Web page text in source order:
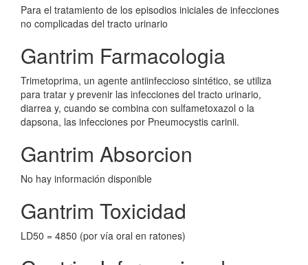
Para el tratamiento de los episodios iniciales de infecciones
no complicadas del tracto urinario
Gantrim Farmacologia
Trimetoprima, un agente antiinfeccioso sintético, se utiliza
para tratar y prevenir las infecciones del tracto urinario,
diarrea y, cuando se combina con sulfametoxazol o la
dapsona, las infecciones por Pneumocystis carinii.
Gantrim Absorcion
No hay información disponible
Gantrim Toxicidad
LD50 = 4850 (por vía oral en ratones)